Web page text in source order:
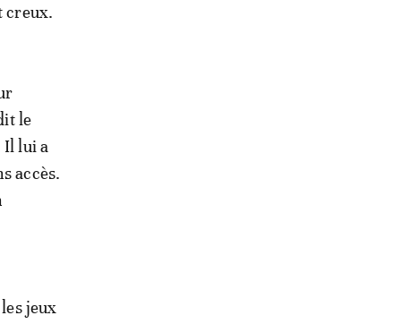
creux.
le
Il lui a
accès.
jeux